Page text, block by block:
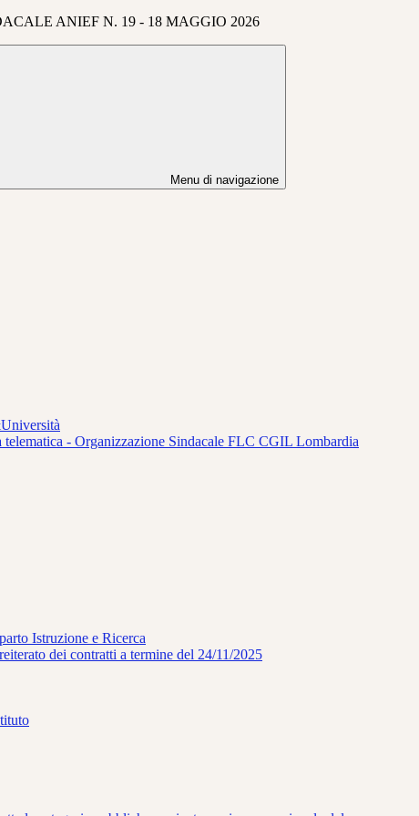
ANIEF N. 19 - 18 MAGGIO 2026
Menu di navigazione
- Organizzazione Sindacale FLC CGIL Lombardia
Istruzione e Ricerca
dei contratti a termine del 24/11/2025